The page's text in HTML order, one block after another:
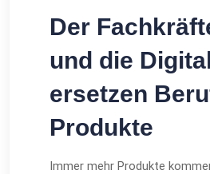
Der
und die
ersetzen
Produkte
Immer mehr Produkte